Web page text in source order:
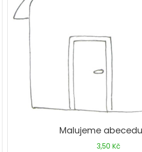
Malujeme
3,50Kč